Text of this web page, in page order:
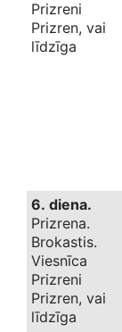
Prizreni
Prizren, vai
līdzīga
6. diena.
Prizrena.
Brokastis.
Viesnīca
Prizreni
Prizren, vai
līdzīga